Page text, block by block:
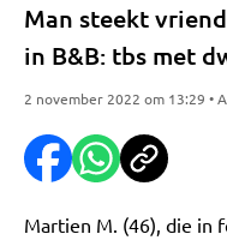
Man steekt
in B&B: tbs met
2 november 2022 om 13:29 •
Martien M. (46), die in